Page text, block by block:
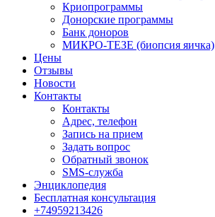
Криопрограммы
Донорские программы
Банк доноров
МИКРО-ТЕЗЕ (биопсия яичка)
Цены
Отзывы
Новости
Контакты
Контакты
Адрес, телефон
Запись на прием
Задать вопрос
Обратный звонок
SMS-служба
Энциклопедия
Бесплатная консультация
+74959213426